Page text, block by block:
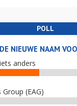
POLL
NIEUWE NAAM
anders
(EAG)